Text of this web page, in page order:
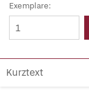
Exemplare:
Kurztext